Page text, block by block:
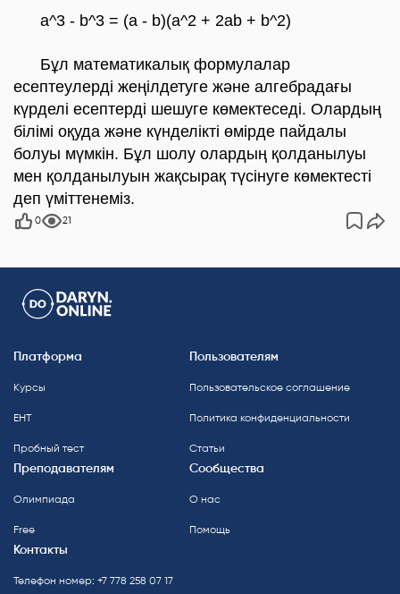
a^3 - b^3 = (a - b)(a^2 + 2ab + b^2)
Бұл математикалық формулалар
есептеулерді жеңілдетуге және алгебрадағы
күрделі есептерді шешуге көмектеседі. Олардың
білімі оқуда және күнделікті өмірде пайдалы
болуы мүмкін. Бұл шолу олардың қолданылуы
мен қолданылуын жақсырақ түсінуге көмектесті
деп үміттенеміз.
0 21
Платформа
Курсы
ЕНТ
Пробный тест
Пользователям
Пользовательское соглашение
Политика конфиденциальности
Статьи
Преподавателям
Олимпиада
Free
Сообщества
О нас
Помощь
Контакты
Телефон номер: +7 778 258 07 17